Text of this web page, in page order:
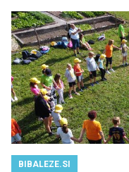
BIBALEZE.SI